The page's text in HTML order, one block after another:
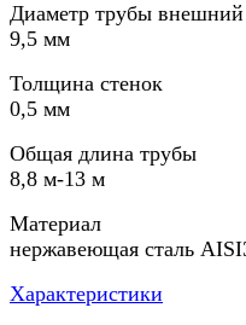
Диаметр трубы внешний
9,5 мм
Толщина стенок
0,5 мм
Общая длина трубы
8,8 м-13 м
Материал
нержавеющая сталь
Характеристики